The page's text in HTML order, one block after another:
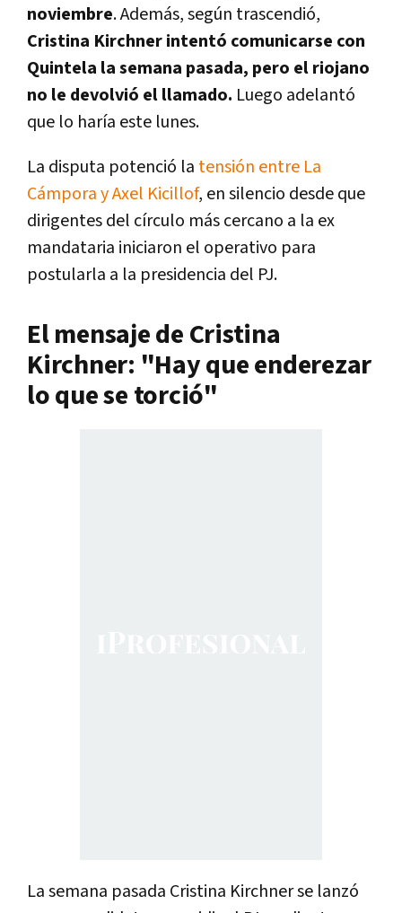
noviembre. Además, según trascendió,
Cristina Kirchner intentó comunicarse con
Quintela la semana pasada, pero el riojano
no le devolvió el llamado. Luego adelantó
que lo haría este lunes.
La disputa potenció la tensión entre La
Cámpora y Axel Kicillof, en silencio desde que
dirigentes del círculo más cercano a la ex
mandataria iniciaron el operativo para
postularla a la presidencia del PJ.
El mensaje de Cristina
Kirchner: "Hay que enderezar
lo que se torció"
La semana pasada Cristina Kirchner se lanzó